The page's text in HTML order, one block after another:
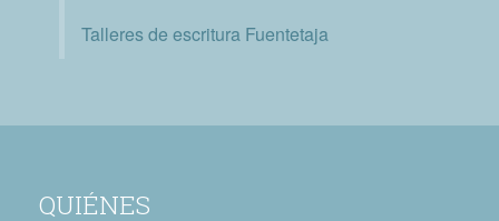
Talleres de escritura Fuentetaja
QUIÉNES